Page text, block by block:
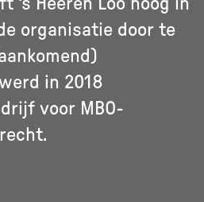
‘s Heeren Loo hoog in
organisatie door te
in 2018
voor MBO-